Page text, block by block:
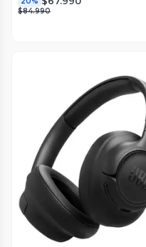
$84.990